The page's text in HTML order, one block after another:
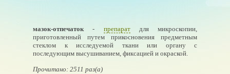
мазок-отпечаток- препаратдля микроскопии,
приготовленный путем прикосновения предметным
стеклом к исследуемой ткани или органу с
последующим высушиванием, фиксацией и окраской.
Прочитано: 2511 раз(а)